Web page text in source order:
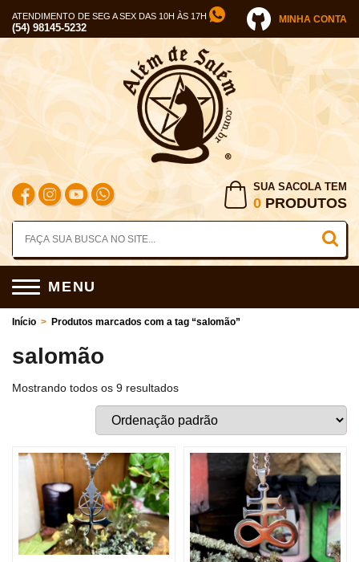
ATENDIMENTO DE SEG A SEX DAS 10H ÀS 17H
(54) 98145-5232
MINHA CONTA
SUA SACOLA TEM
0 PRODUTOS
MENU
Início > Produtos marcados com a tag “salomão”
salomão
Mostrando todos os 9 resultados